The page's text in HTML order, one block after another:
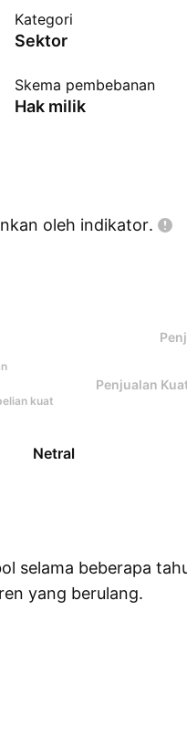
Kategori
Sektor
Skema pembebanan
Hak milik
oleh indikator.
kuat
Netral
Penjualan
selama beberapa
yang berulang.